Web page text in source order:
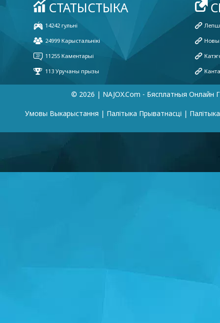
© 2026 | NAJOX.com - Бясплатныя Онлайн
Умовы Выкарыстання | Палітыка Прыватнасці |